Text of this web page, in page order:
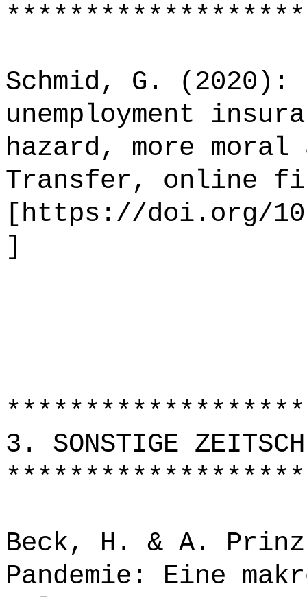
Schmid, G. (2020):
unemployment
hazard, more
Transfer, online
[https://doi.org/
]
3. SONSTIGE
Beck, H. & A.
Pandemie: Eine